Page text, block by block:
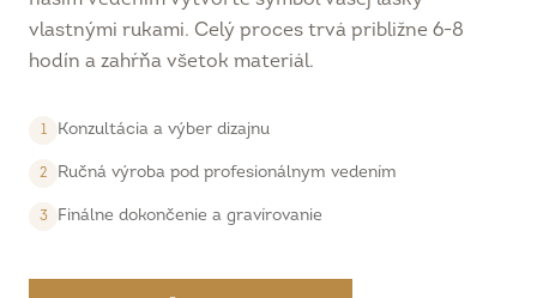
vlastnými rukami. Celý proces trvá približne 6-8
hodín a zahŕňa všetok materiál.
1 Konzultácia a výber dizajnu
2 Ručná výroba pod profesionálnym vedením
3 Finálne dokončenie a gravírovanie